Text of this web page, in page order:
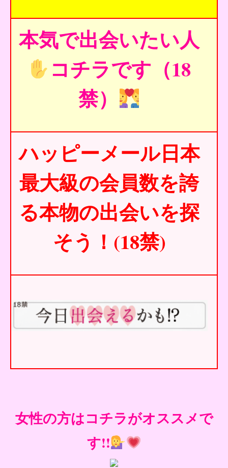
本気で出会いたい人
コチラです（18
禁）
ハッピーメール日本
最大級の会員数を誇
る本物の出会いを探
そう！(18禁)
女性の方はコチラがオススメで
す!!